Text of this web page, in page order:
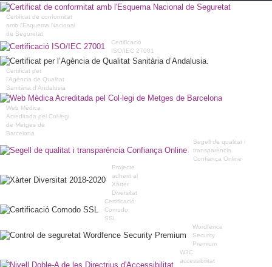
Certificat de conformitat
amb l'Esquema Nacional
de Seguretat
Certificació
ISO/IEC 27001
Certificat per
l’Agència de Qualitat
Sanitària d’Andalusia
Web Mèdica
Acreditada pel Col·legi
de Metges de
Barcelona
Segell de qualitat i
transparència
Confiança Online
Projecte
adherit al
Xàrter
Diversitat
Certificació
Comodo
SSL
Wordfence
Security
Premium
W3C
accessibilitat